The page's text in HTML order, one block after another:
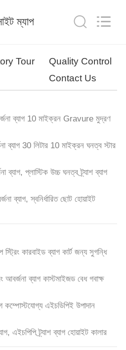
ম্যাপ
Tour
Quality Control
Contact Us
ব্যাগ 10 মাইক্রন Gravure মুদ্রণ
ব্যাগ 30 লিটার 10 মাইক্রন ঘনত্ব স্টার
প্লাস্টিক উচ্চ ঘনত্ব ট্র্যাশ ব্যাগ
ব্যাগ, স্বনির্ধারিত ছোট হোয়াইট
কারবাইড ব্যাগ কার্ট জন্য সুগন্ধি
ব্যাগ কাস্টমাইজড বেধ গবাক্ষ
কম্পোস্টযোগ্য এইচডিপিই উপাদান
এইচপিপি ট্র্যাশ ব্যাগ হোয়াইট কালার